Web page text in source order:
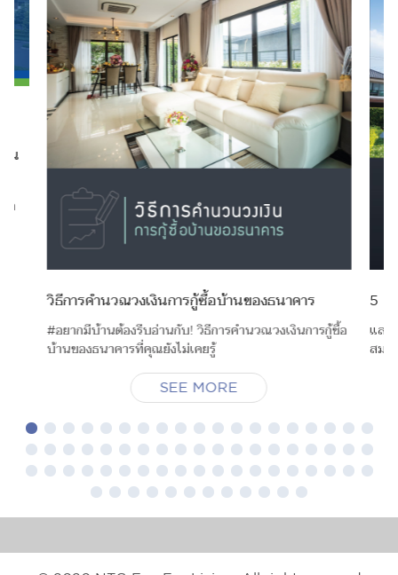
น
ก
วิธีการคำนวณวงเงินการกู้ซื้อบ้านของธนาคาร
#อยากมีบ้านต้องรีบอ่านกับ! วิธีการคำนวณวงเงินการกู้ซื้อ
บ้านของธนาคารที่คุณยังไม่เคยรู้
SEE MORE
5 สิ่
และ
สมใ